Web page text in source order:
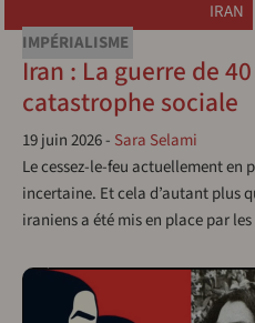
IRAN
IMPÉRIALISME
Iran : La guerre de
catastrophe sociale
19 juin 2026- Sara Selami
Le cessez-le-feu actuellement en
incertaine. Et cela d’autant plus
iraniens a été mis en place par